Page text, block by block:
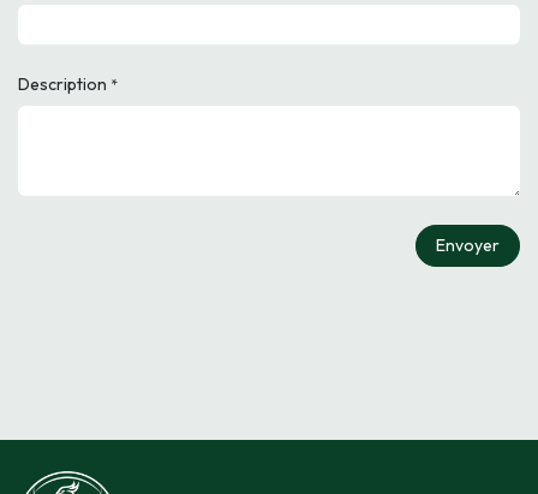
Description *
Envoyer